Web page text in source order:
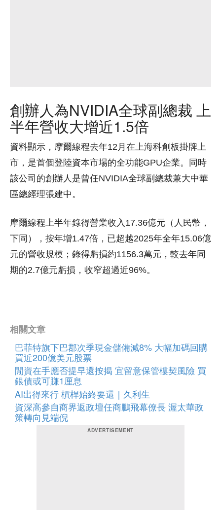
創辦人為NVIDIA全球副總裁 上
半年營收大增近1.5倍
資料顯示，摩爾線程去年12月在上海科創板掛牌上
市，是首個登陸資本市場的全功能GPU企業。同時
該公司的創辦人是曾任NVIDIA全球副總裁兼大中華
區總經理張建中。
摩爾線程上半年錄得營業收入17.36億元（人民幣，
下同），按年增1.47倍，已超越2025年全年15.06億
元的營收規模；錄得虧損約1156.3萬元，較去年同
期的2.7億元虧損，收窄超過近96%。
相關文章
巴菲特旗下巴郡次季現金儲備減8% 大幅加碼回購
買近200億美元股票
閒資在手應否提早還按揭 宜留意保管樓契風險 買
銀債或可賺1厘息
AI出得來行 槓桿始終要還｜久利生
資深高參自商界返政壇任商鵬飛幕僚長 渥太華政
策轉向見端倪